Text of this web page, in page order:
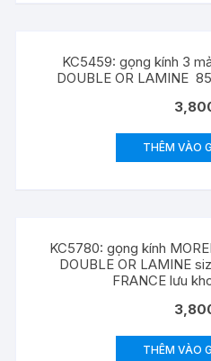
KC5459: gọng kính 3
DOUBLE OR LAMINE
THÊM VÀO
KC5780: gọng kính
DOUBLE OR LAMINE
FRANCE lưu
THÊM VÀO